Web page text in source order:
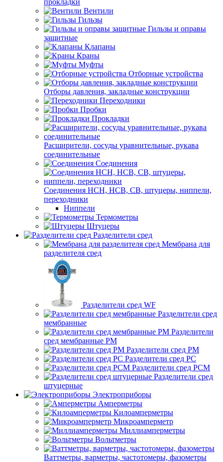
прокладки
Вентили
Гильзы
Гильзы и оправы
защитные
Клапаны
Краны
Муфты
Отборные устройства
Отборы давления, закладные конструкции
Переходники
Пробки
Прокладки
Расширители, сосуды уравнительные, рукава
соединительные
Соединения
Соединения НСН, НСВ, СВ, штуцеры, ниппели,
переходники
Ниппели
Термометры
Штуцеры
Разделители сред
Мембрана для
разделителя сред
Разделители сред WF
Разделители сред
мембранные
Разделители
сред мембранные РМ
Разделители сред РМ
Разделители сред РС
Разделители сред РСМ
Разделители сред
штуцерные
Электроприборы
Амперметры
Килоамперметры
Микроамперметр
Миллиамперметры
Вольтметры
Ваттметры, варметры, частотомеры, фазометры